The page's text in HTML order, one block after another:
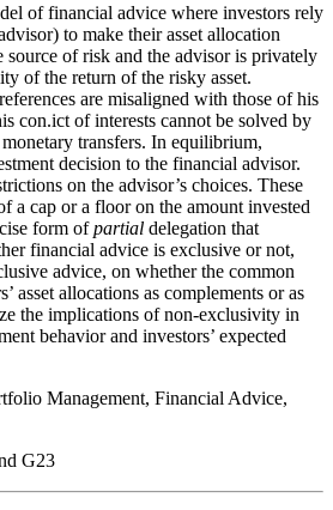
of financial advice where investors rely
to make their asset allocation
source of risk and the advisor is privately
of the return of the risky asset.
are misaligned with those of his
con.ict of interests cannot be solved by
transfers. In equilibrium,
decision to the financial advisor.
on the advisor’s choices. These
a cap or a floor on the amount invested
form ofpartial delegation that
financial advice is exclusive or not,
advice, on whether the common
asset allocations as complements or as
the implications of non-exclusivity in
behavior and investors’ expected
Management, Financial Advice,
G23